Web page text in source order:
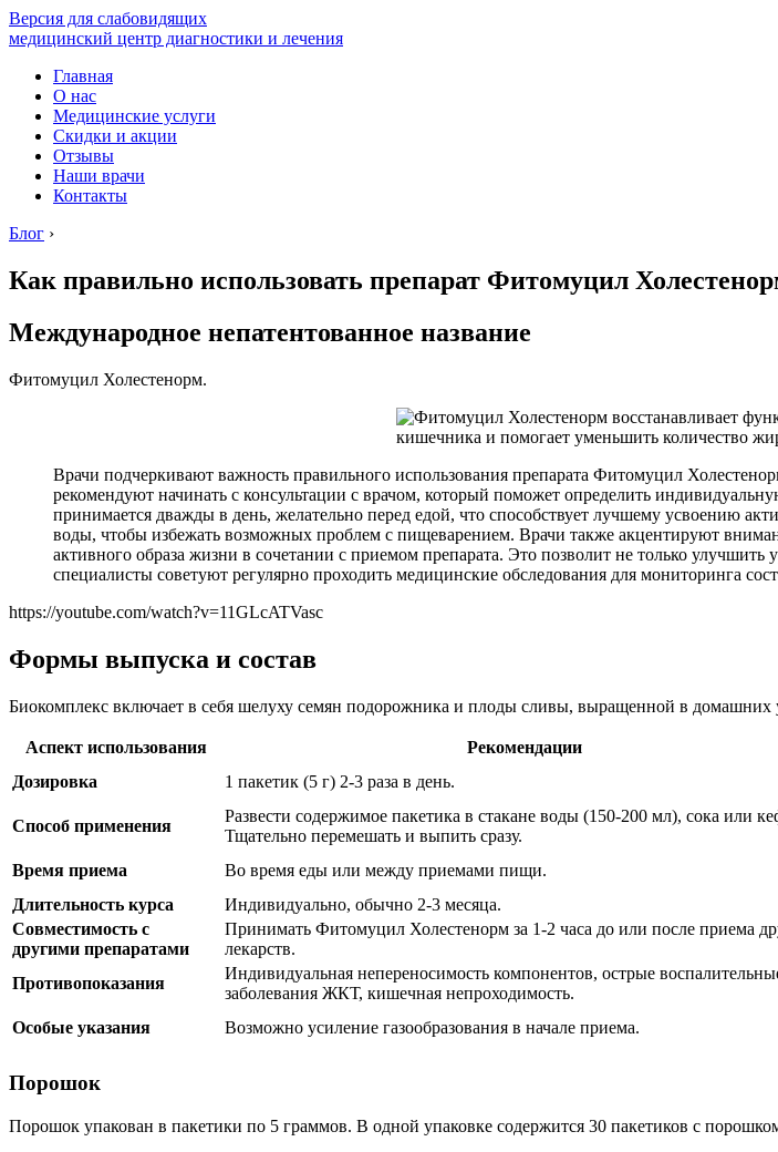
Версия для слабовидящих
медицинский центр диагностики и лечения
Главная
О нас
Медицинские услуги
Скидки и акции
Отзывы
Наши врачи
Контакты
Блог ›
Как правильно использовать препарат Фитомуцил
Международное непатентованное название
Фитомуцил Холестенорм.
Врачи подчеркивают важность правильного использования препарата Фитомуцил
рекомендуют начинать с консультации с врачом, который поможет определить
принимается дважды в день, желательно перед едой, что способствует лучшему усвоению
воды, чтобы избежать возможных проблем с пищеварением. Врачи также акцентируют
активного образа жизни в сочетании с приемом препарата. Это позволит не только
специалисты советуют регулярно проходить медицинские обследования для мониторинга
https://youtube.com/watch?v=11GLcATVasc
Формы выпуска и состав
Биокомплекс включает в себя шелуху семян подорожника и плоды сливы, выращенной в домашних
Аспект использования Рекомендации
Дозировка
1 пакетик (5 г) 2-3 раза в день.
Способ применения
Развести содержимое пакетика в стакане воды (150-200 мл), сока или
Тщательно перемешать и выпить сразу.
Время приема
Во время еды или между приемами пищи.
Длительность курса
Индивидуально, обычно 2-3 месяца.
Совместимость с
другими препаратами
Принимать Фитомуцил Холестенорм за 1-2 часа до или после приема
лекарств.
Противопоказания
Индивидуальная непереносимость компонентов, острые
заболевания ЖКТ, кишечная непроходимость.
Особые указания Возможно усиление газообразования в начале приема.
Порошок
Порошок упакован в пакетики по 5 граммов. В одной упаковке содержится 30 пакетиков с